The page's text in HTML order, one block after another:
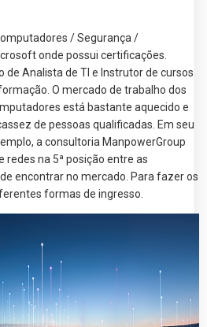
/ Segurança /
onde possui certificações.
Analista de TI e Instrutor de cursos
O mercado de trabalho dos
está bastante aquecido e
de pessoas qualificadas. Em seu
a consultoria ManpowerGroup
redes na 5ª posição entre as
encontrar no mercado. Para fazer os
formas de ingresso.